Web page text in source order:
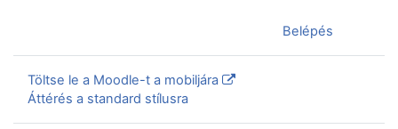
Belépés
Töltse le a Moodle-t a mobiljára
Áttérés a standard stílusra